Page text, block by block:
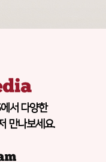
서 다양한
만나보세요.